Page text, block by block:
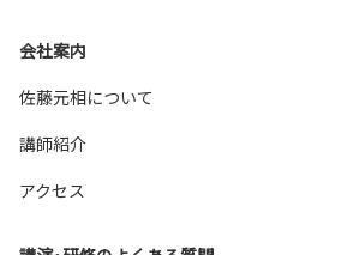
会社案内
佐藤元相について
講師紹介
アクセス